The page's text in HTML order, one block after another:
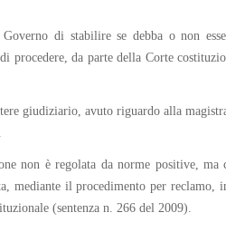
di stabilire se debba o non
da parte della Corte
giudiziario, avuto riguardo alla
non è regolata da norme positive,
mediante il procedimento per reclamo,
(sentenza n. 266 del 2009).